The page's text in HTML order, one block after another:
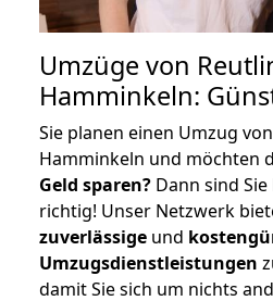
Umzüge von
Hamminkeln:
Sie planen einen Umzug
Hamminkeln und möchten
Geld sparen? Dann sind
richtig! Unser Netzwerk
zuverlässige und
Umzugsdienstleistungen
damit Sie sich um nichts